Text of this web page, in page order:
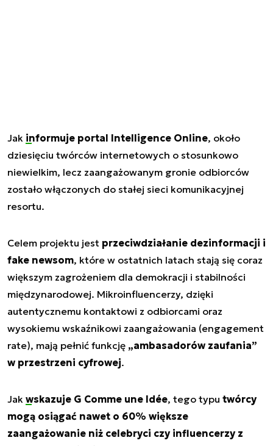
Jak informuje portal Intelligence Online, około
dziesięciu twórców internetowych o stosunkowo
niewielkim, lecz zaangażowanym gronie odbiorców
zostało włączonych do stałej sieci komunikacyjnej
resortu.
Celem projektu jest przeciwdziałanie dezinformacji i
fake newsom, które w ostatnich latach stają się coraz
większym zagrożeniem dla demokracji i stabilności
międzynarodowej. Mikroinfluencerzy, dzięki
autentycznemu kontaktowi z odbiorcami oraz
wysokiemu wskaźnikowi zaangażowania (engagement
rate), mają pełnić funkcję „ambasadorów zaufania”
w przestrzeni cyfrowej.
Jak wskazuje G Comme une Idée, tego typu twórcy
mogą osiągać nawet o 60% większe
zaangażowanie niż celebryci czy influencerzy z